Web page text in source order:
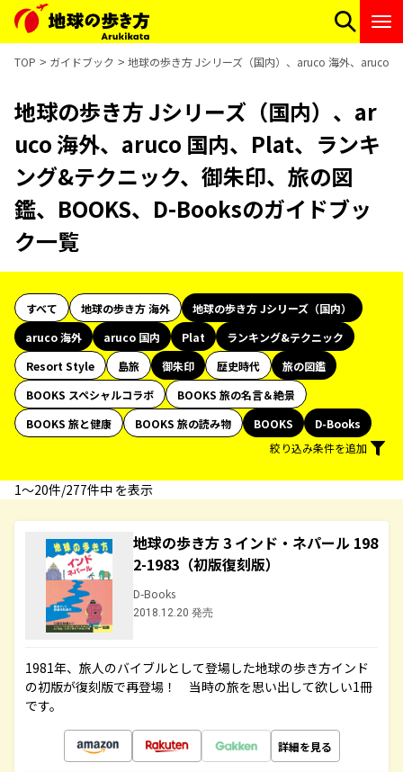
TOP ガイドブック 地球の歩き方 Jシリーズ（国内）、aruco 海外、aruco
地球の歩き方 Jシリーズ（国内）、ar
uco 海外、aruco 国内、Plat、ランキ
ング&テクニック、御朱印、旅の図
鑑、BOOKS、D-Booksのガイドブッ
ク一覧
すべて 地球の歩き方 海外
地球の歩き方 Jシリーズ（国内）
aruco 海外
aruco 国内 Plat
ランキング&テクニック
Resort Style
島旅 御朱印 歴史時代
旅の図鑑
BOOKS スペシャルコラボ
BOOKS 旅の名言＆絶景
BOOKS 旅と健康
BOOKS 旅の読み物 BOOKS
D-Books
絞り込み条件を追加
1〜20件/277件中 を表示
地球の歩き方 3 インド・ネパール 198
2-1983（初版復刻版）
D-Books
2018.12.20 発売
1981年、旅人のバイブルとして登場した地球の歩き方インド
の初版が復刻版で再登場！ 当時の旅を思い出して欲しい1冊
です。
詳細を見る